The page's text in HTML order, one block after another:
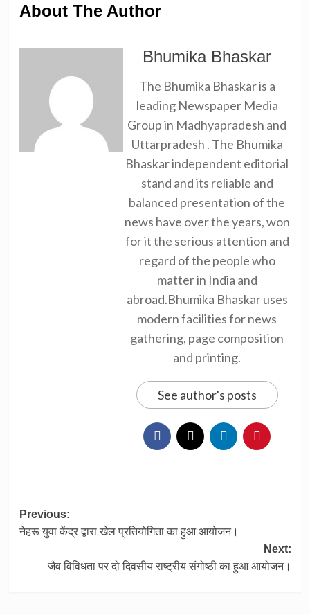
About The Author
Bhumika Bhaskar
The Bhumika Bhaskar is a
leading Newspaper Media
Group in Madhyapradesh and
Uttarpradesh . The Bhumika
Bhaskar independent editorial
stand and its reliable and
balanced presentation of the
news have over the years, won
for it the serious attention and
regard of the people who
matter in India and
abroad.Bhumika Bhaskar uses
modern facilities for news
gathering, page composition
and printing.
See author's posts
Post
navigation
Previous:
नेहरू युवा केंद्र द्वारा खेल प्रतियोगिता का हुआ आयोजन।
Next:
जैव विविधता पर दो दिवसीय राष्ट्रीय संगोष्ठी का हुआ आयोजन।